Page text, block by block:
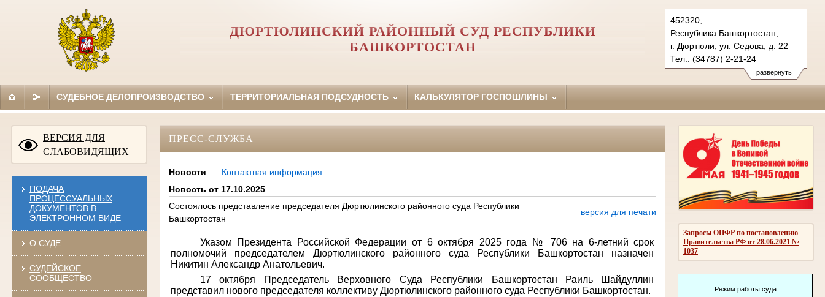
развернуть
452320,
Республика Башкортостан,
г. Дюртюли, ул. Седова, д. 22
Тел.: (34787) 2-21-24
diurtiulinsky.bkr@sudrf.ru
показать на карте
ДЮРТЮЛИНСКИЙ РАЙОННЫЙ СУД РЕСПУБЛИКИ
БАШКОРТОСТАН
СУДЕБНОЕ ДЕЛОПРОИЗВОДСТВО ТЕРРИТОРИАЛЬНАЯ ПОДСУДНОСТЬ КАЛЬКУЛЯТОР ГОСПОШЛИНЫ
ВЕРСИЯ ДЛЯ
СЛАБОВИДЯЩИХ
ПОДАЧА
ПРОЦЕССУАЛЬНЫХ
ДОКУМЕНТОВ В
ЭЛЕКТРОННОМ ВИДЕ
О СУДЕ
СУДЕЙСКОЕ
СООБЩЕСТВО
Запросы ОПФР по постановлению
Правительства РФ от 28.06.2021 №
1037
Режим работы суда
ПРЕСС-СЛУЖБА
Новости
Контактная информация
Новость от 17.10.2025
Состоялось представление председателя Дюртюлинского районного суда Республики
Башкортостан
версия для печати
Указом Президента Российской Федерации от 6 октября 2025 года № 706 на 6-летний срок
полномочий председателем Дюртюлинского районного суда Республики Башкортостан назначен
Никитин Александр Анатольевич.
17 октября Председатель Верховного Суда Республики Башкортостан Раиль Шайдуллин
представил нового председателя коллективу Дюртюлинского районного суда Республики Башкортостан.